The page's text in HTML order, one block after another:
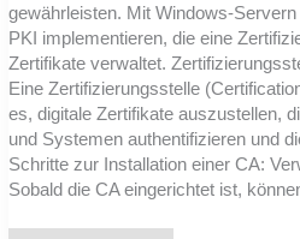
gewährleisten. Mit Windows-
PKI implementieren, die eine
Zertifikate verwaltet.
Eine Zertifizierungsstelle
es, digitale Zertifikate auszustellen,
und Systemen authentifizieren und
Schritte zur Installation einer CA:
Sobald die CA eingerichtet ist,